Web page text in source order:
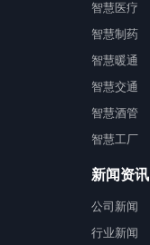
智慧医疗
智慧制药
智慧暖通
智慧交通
智慧酒管
智慧工厂
新闻资讯
公司新闻
行业新闻